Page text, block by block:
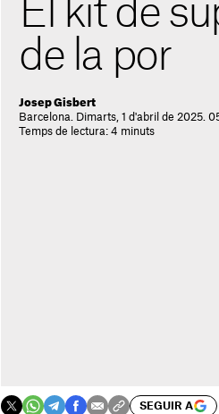
El kit de
de la por
Josep Gisbert
Barcelona. Dimarts, 1 d'abril de 2025.
Temps de lectura: 4 minuts
SEGUIR A